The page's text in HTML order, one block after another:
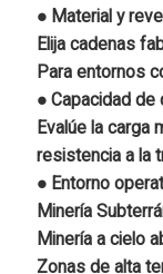
● Material y
Elija cadenas
Para entornos
● Capacidad de
Evalúe la carga
resistencia a la
● Entorno
Minería
Minería a cielo
Zonas de alta